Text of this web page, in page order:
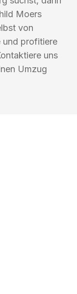
Moers
von
und profitiere
uns
Umzug